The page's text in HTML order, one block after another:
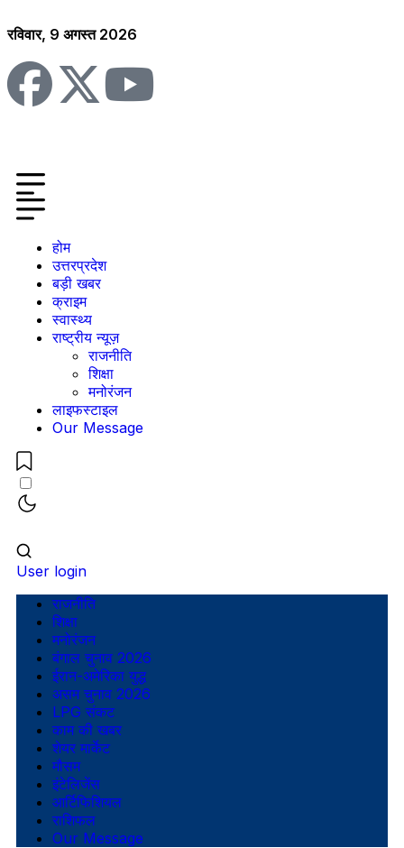
रविवार, 9 अगस्त 2026
होम
उत्तरप्रदेश
बड़ी खबर
क्राइम
स्वास्थ्य
राष्ट्रीय न्यूज़
राजनीति
शिक्षा
मनोरंजन
लाइफस्टाइल
Our Message
User login
राजनीति
शिक्षा
मनोरंजन
बंगाल चुनाव 2026
ईरान-अमेरिका युद्ध
असम चुनाव 2026
LPG संकट
काम की खबर
शेयर मार्केट
मौसम
इंटेलिजेंस
आर्टिफिशियल
राशिफल
Our Message